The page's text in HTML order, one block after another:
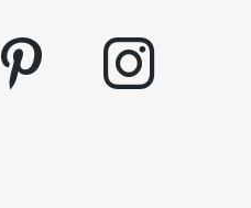
pinterest instagram